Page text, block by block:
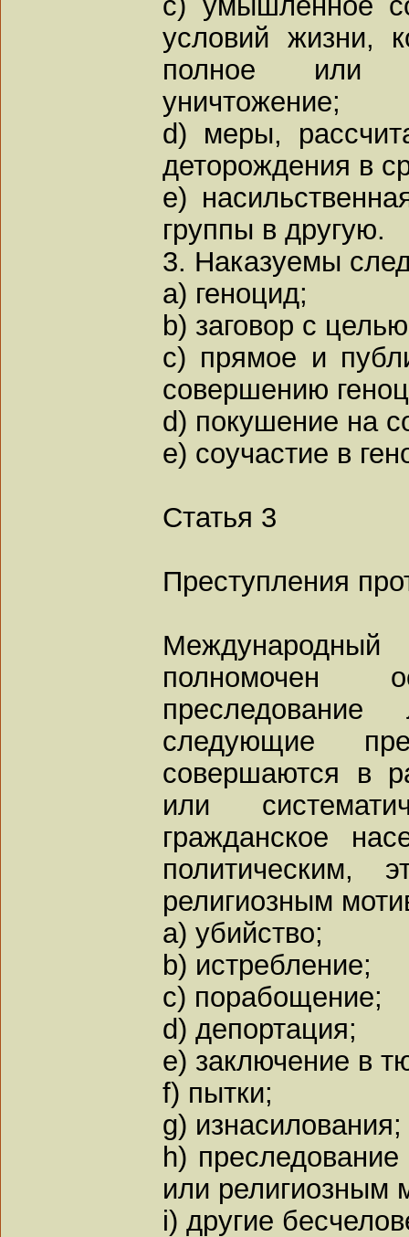
условий жизни,
полное или
уничтожение;
d) меры,
деторождения в
e)
группы в другую.
3. Наказуемы
a) геноцид;
b) заговор с
c) прямое и
совершению
d) покушение на
e) соучастие в
Статья 3
Преступления
полномочен
следующие
совершаются в
или
гражданское
политическим,
религиозным
a) убийство;
b) истребление;
c) порабощение;
d) депортация;
e) заключение в
f) пытки;
g) изнасилования;
h)
или религиозным
i) другие